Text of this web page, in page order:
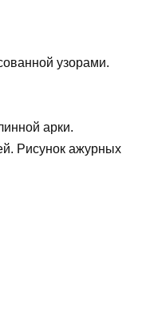
узорами.
арки.
Рисунок ажурных